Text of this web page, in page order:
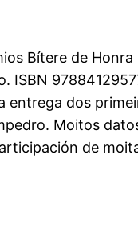
Bítere de
ISBN
entrega dos
Moitos
de